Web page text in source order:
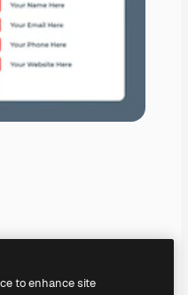
to enhance site